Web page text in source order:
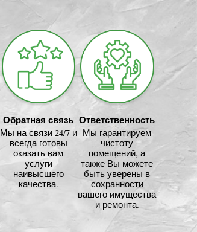
Обратная связь
Мы на связи 24/7 и
всегда готовы
оказать вам
услуги
наивысшего
качества.
Ответственность
Мы гарантируем
чистоту
помещений, а
также Вы можете
быть уверены в
сохранности
вашего имущества
и ремонта.